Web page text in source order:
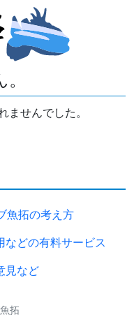
ませんでした。
魚拓の考え方
などの有料サービス
見など
拓